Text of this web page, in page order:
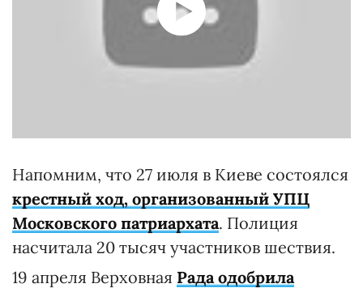
Напомним, что 27 июля в Киеве состоялся
крестный ход, организованный УПЦ
Московского патриархата. Полиция
насчитала 20 тысяч участников шествия.
19 апреля Верховная Рада одобрила